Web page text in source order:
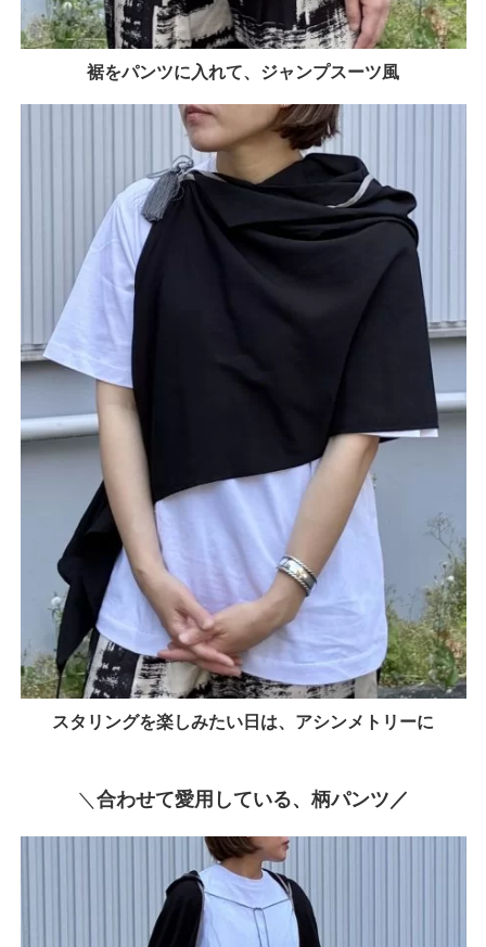
裾をパンツに入れて、ジャンプスーツ風
スタリングを楽しみたい日は、アシンメトリーに
＼ 合わせて愛用している、柄パンツ／